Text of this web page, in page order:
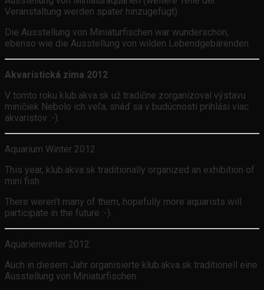
Veranstaltung werden später hinzugefügt).
Die Ausstellung von Miniaturfischen war wunderschön,
ebenso wie die Ausstellung von wilden Lebendgebärenden.
Akvaristická zima 2012
V tomto roku klub.akva.sk už tradične zorganizoval výstavu
miničiek Nebolo ich veľa, snáď sa v budúcnosti prihlási viac
akvaristov :-).
Aquarium Winter 2012.
This year, klub.akva.sk traditionally organized an exhibition of
mini fish.
There weren’t many of them, hopefully more aquarists will
participate in the future :-).
Aquarienwinter 2012.
Auch in diesem Jahr organisierte klub.akva.sk traditionell eine
Ausstellung von Miniaturfischen.